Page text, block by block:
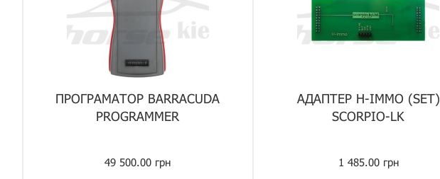
ПРОГРАМАТОР BARRACUDA
PROGRAMMER
49 500.00 грн
АДАПТЕР H-IMMO (SET)
SCORPIO-LK
1 485.00 грн